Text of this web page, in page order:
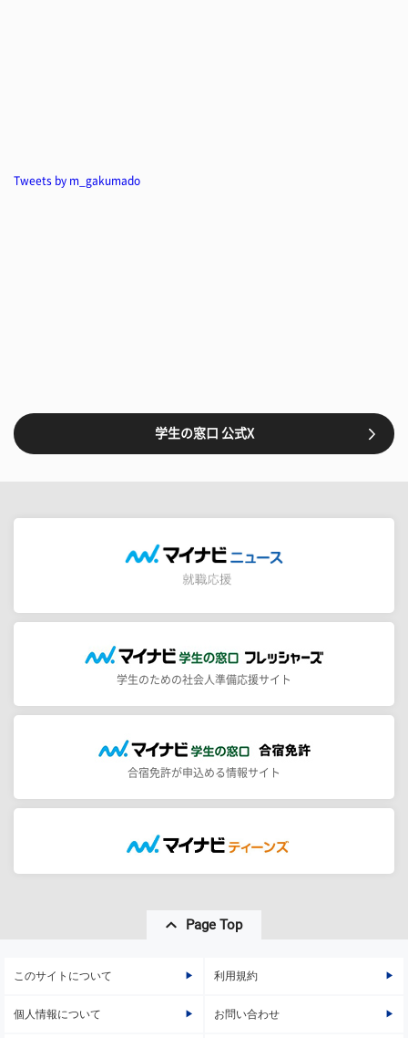
Tweets by m_gakumado
学生の窓口 公式X
学生のための社会人準備応援サイト
合宿免許が申込める情報サイト
Page Top
このサイトについて 利用規約
個人情報について お問い合わせ